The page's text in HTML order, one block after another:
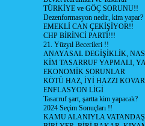
TÜRKİYE ve GÖÇ SORUNU!!
Dezenformasyon nedir, kim yapar?
EMEKLİ CAN ÇEKİŞİYOR!!
CHP BİRİNCİ PARTİ!!!
21. Yüzyıl Becerileri !!
ANAYASAL DEGİŞİKLİK,
KİM TASARRUF YAPMALI,
EKONOMİK SORUNLAR
KÖTÜ HAZ, İYİ HAZZI
ENFLASYON LİGİ
Tasarruf şart, şartta kim yapacak?
2024 Seçim Sonuçları !!
KAMU ALANIYLA